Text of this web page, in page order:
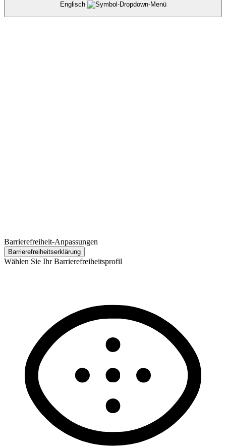
Englisch
Barrierefreiheit-Anpassungen
Barrierefreiheits­erklärung
Wählen Sie Ihr Barrierefreiheitsprofil